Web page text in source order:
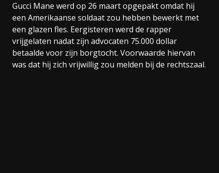
Gucci Mane werd op 26 maart opgepakt omdat hij
een Amerikaanse soldaat zou hebben bewerkt met
een glazen fles. Eergisteren werd de rapper
vrijgelaten nadat zijn advocaten 75.000 dollar
betaalde voor zijn borgtocht. Voorwaarde hiervan
was dat hij zich vrijwillig zou melden bij de rechtszaal.